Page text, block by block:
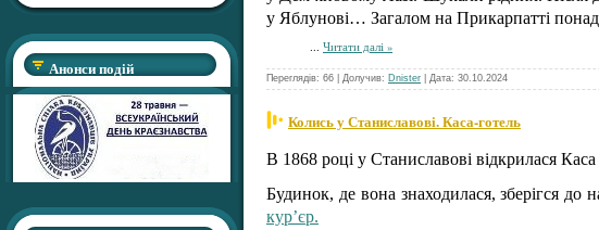
Анонси подій
у Яблунові… Загалом на Прикарпатті
... Читати далі »
Переглядів: 66 | Долучив: Dnister | Дата: 30.10.2024
Колись у Станиславові. Каса-готель
В 1868 році у Станиславові відкрилася
Будинок, де вона знаходилася, зберігся
кур’єр.